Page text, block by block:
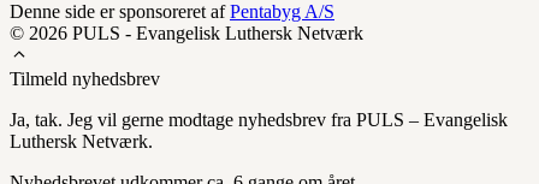
Denne side er sponsoreret afPentabyg A/S
© 2026 PULS - Evangelisk Luthersk Netværk
Tilmeld nyhedsbrev
Ja, tak. Jeg vil gerne modtage nyhedsbrev fra PULS – Evangelisk
Luthersk Netværk.